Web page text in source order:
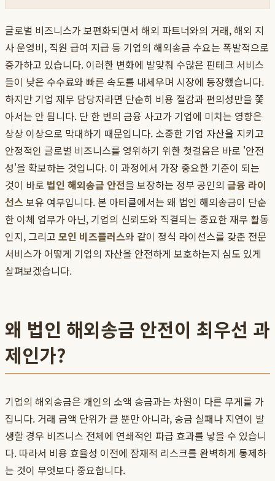
글로벌 비즈니스가 보편화되면서 해외 파트너와의 거래, 해외 지
사 운영비, 직원 급여 지급 등 기업의 해외송금 수요는 폭발적으로
증가하고 있습니다. 이러한 변화에 발맞춰 수많은 핀테크 서비스
들이 낮은 수수료와 빠른 속도를 내세우며 시장에 등장했습니다.
하지만 기업 재무 담당자라면 단순히 비용 절감과 편의성만을 쫓
아서는 안 됩니다. 단 한 번의 금융 사고가 기업에 미치는 영향은
상상 이상으로 막대하기 때문입니다. 소중한 기업 자산을 지키고
안정적인 글로벌 비즈니스를 영위하기 위한 첫걸음은 바로 '안전
성'을 확보하는 것입니다. 이 과정에서 가장 중요한 기준이 되는
것이 바로 법인 해외송금 안전을 보장하는 정부 공인의 금융 라이
선스 보유 여부입니다. 본 아티클에서는 왜 법인 해외송금이 단순
한 이체 업무가 아닌, 기업의 신뢰도와 직결되는 중요한 재무 활동
인지, 그리고 모인 비즈플러스와 같이 정식 라이선스를 갖춘 전문
서비스가 어떻게 기업의 자산을 안전하게 보호하는지 심도 있게
살펴보겠습니다.
왜 법인 해외송금 안전이 최우선 과
제인가?
기업의 해외송금은 개인의 소액 송금과는 차원이 다른 무게를 가
집니다. 거래 금액 단위가 클 뿐만 아니라, 송금 실패나 지연이 발
생할 경우 비즈니스 전체에 연쇄적인 파급 효과를 낳을 수 있습니
다. 따라서 비용 효율성 이전에 잠재적 리스크를 완벽하게 통제하
는 것이 무엇보다 중요합니다.